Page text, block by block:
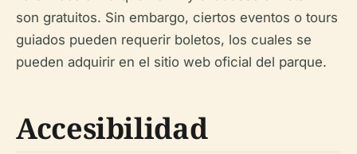
son gratuitos. Sin embargo, ciertos eventos o tours
guiados pueden requerir boletos, los cuales se
pueden adquirir en el sitio web oficial del parque.
Accesibilidad